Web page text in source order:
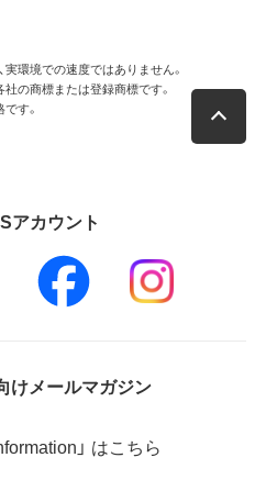
環境での速度ではありません。
の商標または登録商標です。
す。
アカウント
けメールマガジン
」 はこちら